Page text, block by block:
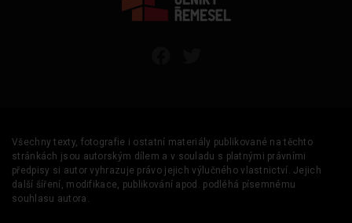
Všechny texty, fotografie i ostatní materiály publikované na těchto
stránkách jsou autorským dílem a v souladu s platnými právními
předpisy si autor vyhrazuje právo jejich výlučného vlastnictví. Jejich
další šíření, modifikace, publikování apod. podléhá písemnému
souhlasu autora.